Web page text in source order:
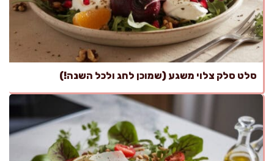
סלט סלק צלוי משגע (שמוכן לחג ולכל השנה!)